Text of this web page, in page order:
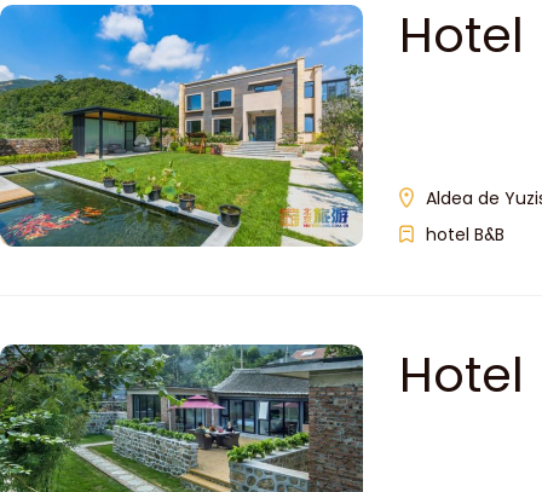
Hotel
Aldea de
hotel B&B
Hotel